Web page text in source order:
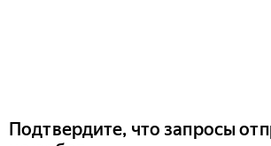
Подтвердите, что запросы